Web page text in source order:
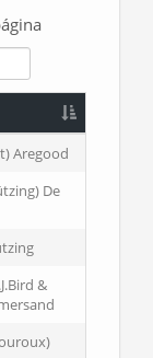
Aregood
De
&